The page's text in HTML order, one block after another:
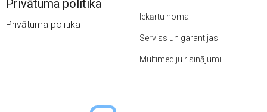
Privātuma politika
Privātuma politika
Iekārtu noma
Serviss un garantijas
Multimediju risinājumi